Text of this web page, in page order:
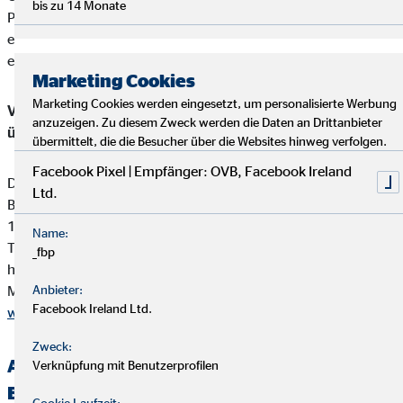
Produktvermittlung eine Vergütung (Provisionszahlung), die
einbehalten werden darf. Diese ist in der Versicherungsprämie
einkalkuliert.
Vermittler-Registerstelle, bei der sich die Eintragungen
überprüfen lassen:
Deutsche Industrie- und Handelskammer (DIHK)
Breite Straße 29
10178 Berlin
Tel. 0180 / 6005850 (20 Cent/Anruf aus dem dt. Festnetz,
höchstens 60 Cent/Anruf aus Mobilfunknetzen)
Mailinfo@dihk.de
www.dihk.de,www.vermittlerregister.info
Alternative Streitbeilegung —
Beschwerde-/Schlichtungsstellen
bis zu 14 Monate
Marketing Cookies
Marketing Cookies werden eingesetzt, um personalisierte Werbung
anzuzeigen. Zu diesem Zweck werden die Daten an Drittanbieter
übermittelt, die die Besucher über die Websites hinweg verfolgen.
Facebook Pixel | Empfänger: OVB, Facebook Ireland
Ltd.
Name:
_fbp
Anbieter:
Facebook Ireland Ltd.
Zweck:
Verknüpfung mit Benutzerprofilen